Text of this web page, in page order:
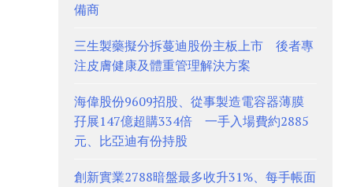
備商
三生製藥擬分拆蔓迪股份主板上市 後者專
注皮膚健康及體重管理解決方案
海偉股份9609招股、從事製造電容器薄膜
孖展147億超購334倍 一手入場費約2885
元、比亞迪有份持股
創新實業2788暗盤最多收升31%、每手帳面